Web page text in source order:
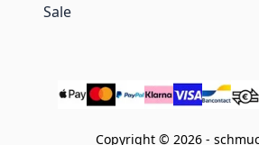
Sale
Copyright © 2026 -